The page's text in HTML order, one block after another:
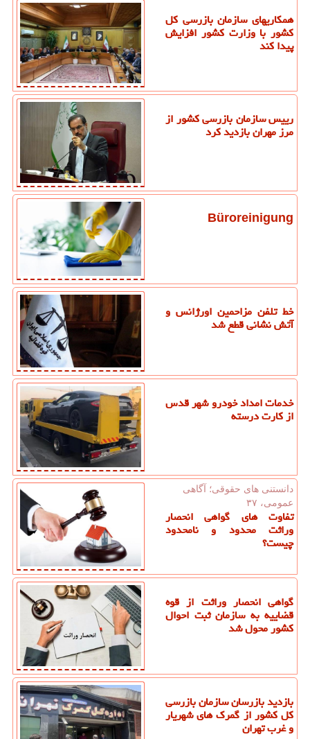
همکاریهای سازمان بازرسی کل
کشور با وزارت کشور افزایش
پیدا کند
رییس سازمان بازرسی کشور از
مرز مهران بازدید کرد
Büroreinigung
خط تلفن مزاحمین اورژانس و
آتش نشانی قطع شد
خدمات امداد خودرو شهر قدس
از کارت درسته
دانستنی های حقوقی؛ آگاهی
عمومی، ۳۷
تفاوت های گواهی انحصار
وراثت محدود و نامحدود
چیست؟
گواهی انحصار وراثت از قوه
قضاییه به سازمان ثبت احوال
کشور محول شد
بازدید بازرسان سازمان بازرسی
کل کشور از گمرک های شهریار
و غرب تهران